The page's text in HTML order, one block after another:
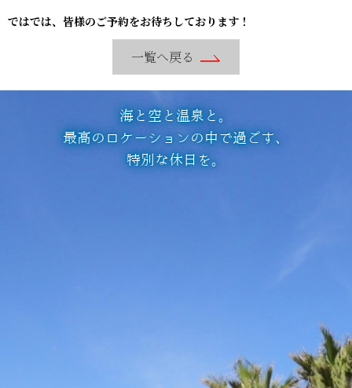
ではでは、皆様のご予約をお待ちしております！
一覧へ戻る
海と空と温泉と。
最高のロケーションの中で過ごす、
特別な休日を。